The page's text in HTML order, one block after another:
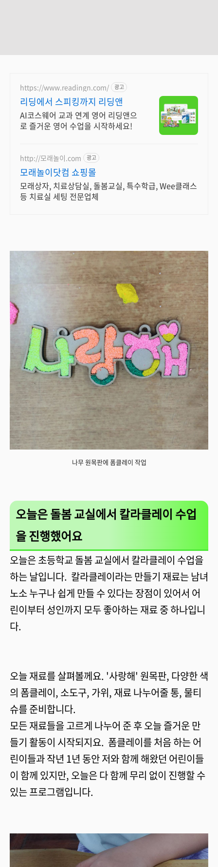
https://www.readingn.com/ 광고
리딩에서 스피킹까지 리딩앤
AI코스웨어 교과 연계 영어 리딩앤으
로 즐거운 영어 수업을 시작하세요!
http://모래놀이.com 광고
모래놀이닷컴 쇼핑몰
모래상자, 치료상담실, 돌봄교실, 특수학급, Wee클래스
등 치료실 세팅 전문업체
나무 원목판에 폼클레이 작업
오늘은 돌봄 교실에서 칼라클레이 수업
을 진행했어요
오늘은 초등학교 돌봄 교실에서 칼라클레이 수업을
하는 날입니다. 칼라클레이라는 만들기 재료는 남녀
노소 누구나 쉽게 만들 수 있다는 장점이 있어서 어
린이부터 성인까지 모두 좋아하는 재료 중 하나입니
다.
오늘 재료를 살펴볼께요. '사랑해' 원목판, 다양한 색
의 폼클레이, 소도구, 가위, 재료 나누어줄 통, 물티
슈를 준비합니다.
모든 재료들을 고르게 나누어 준 후 오늘 즐거운 만
들기 활동이 시작되지요. 폼클레이를 처음 하는 어
린이들과 작년 1년 동안 저와 함께 해왔던 어린이들
이 함께 있지만, 오늘은 다 함께 무리 없이 진행할 수
있는 프로그램입니다.